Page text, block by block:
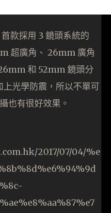
款採用 3 鏡頭系統的
超廣角、 26mm 廣角
和 52mm 鏡頭分
光學防震，所以不單可
也有很好效果。
2017/07/04/%e